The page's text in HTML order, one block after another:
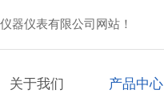
器仪表有限公司网站！
关于我们 产品中心